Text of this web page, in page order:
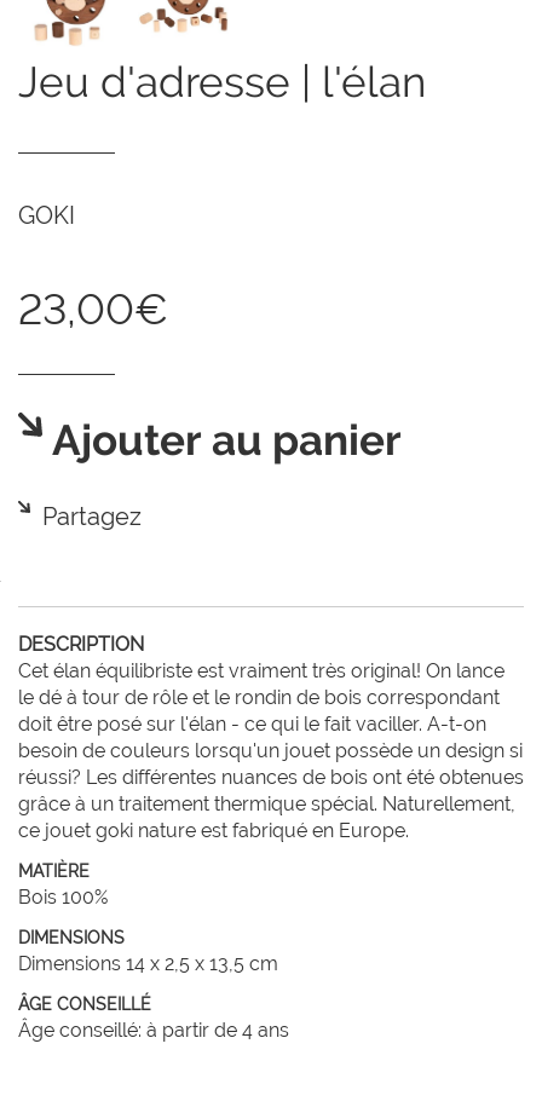
jeu d'adresse | l'élan
GOKI
23,00€
Ajouter au panier
Partagez
DESCRIPTION
Cet élan équilibriste est vraiment très original! On lance
le dé à tour de rôle et le rondin de bois correspondant
doit être posé sur l'élan - ce qui le fait vaciller. A-t-on
besoin de couleurs lorsqu'un jouet possède un design si
réussi? Les différentes nuances de bois ont été obtenues
grâce à un traitement thermique spécial. Naturellement,
ce jouet goki nature est fabriqué en Europe.
MATIÈRE
Bois 100%
DIMENSIONS
Dimensions 14 x 2,5 x 13,5 cm
ÂGE CONSEILLÉ
Âge conseillé: à partir de 4 ans